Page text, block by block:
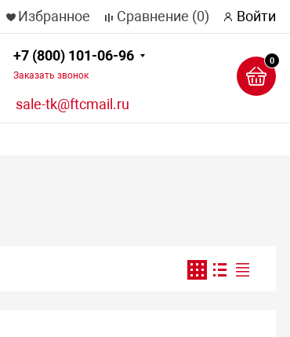
Избранное Сравнение (0) Войти
+7 (800) 101-06-96
Заказать звонок
sale-tk@ftcmail.ru
0